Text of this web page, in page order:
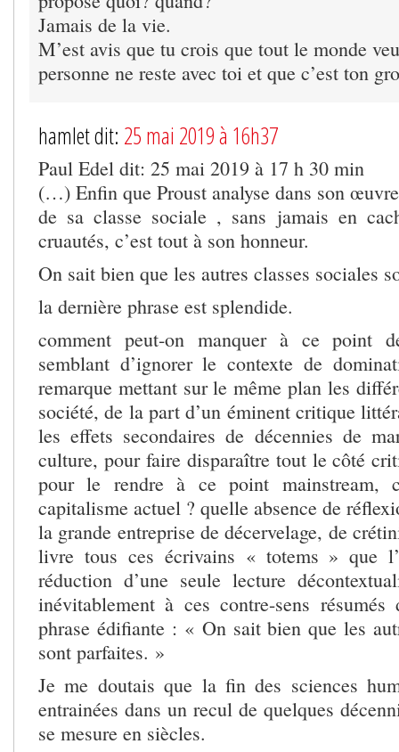
Jamais de la vie.
M’est avis que tu crois que tout le monde
personne ne reste avec toi et que c’est ton
hamlet dit: 25 mai 2019 à 16h37
Paul Edel dit: 25 mai 2019 à 17 h 30 min
(…) Enfin que Proust analyse dans son
de sa classe sociale , sans jamais en
cruautés, c’est tout à son honneur.
On sait bien que les autres classes sociales
la dernière phrase est splendide.
comment peut-on manquer à ce point
semblant d’ignorer le contexte de
remarque mettant sur le même plan les
société, de la part d’un éminent critique
les effets secondaires de décennies de
culture, pour faire disparaître tout le côté
pour le rendre à ce point mainstream,
capitalisme actuel ? quelle absence de
la grande entreprise de décervelage, de
livre tous ces écrivains « totems » que
réduction d’une seule lecture
inévitablement à ces contre-sens résumés
phrase édifiante : « On sait bien que les
sont parfaites. »
Je me doutais que la fin des sciences
entrainées dans un recul de quelques
se mesure en siècles.